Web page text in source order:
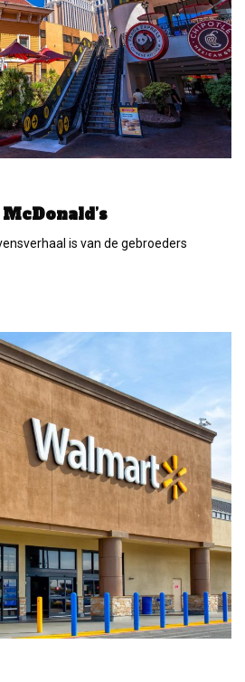
is van de gebroeders